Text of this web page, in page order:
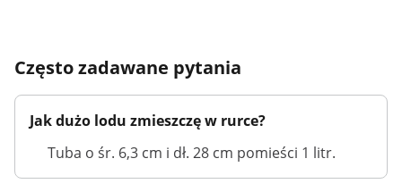
Często zadawane pytania
Jak dużo lodu zmieszczę w rurce?
Tuba o śr. 6,3 cm i dł. 28 cm pomieści 1 litr.